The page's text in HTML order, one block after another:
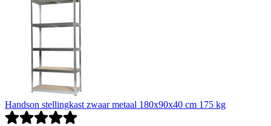
Handson stellingkast zwaar metaal 180x90x40 cm 175 kg